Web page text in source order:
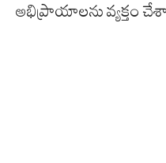
అభిప్రాయాలను వ్యక్తం